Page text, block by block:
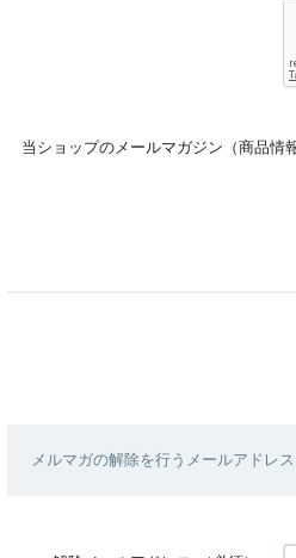
当ショップのメールマガジン（商品情
メルマガの解除を行うメールアドレ